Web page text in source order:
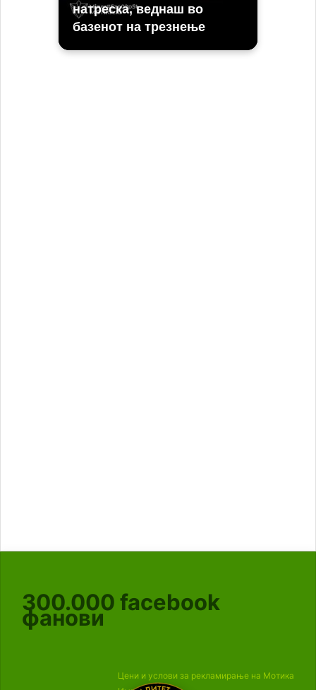
300.000 facebook
фанови
Цени и услови за рекламирање на Мотика